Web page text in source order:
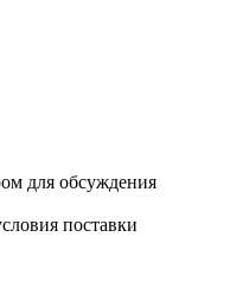
для обсуждения
поставки